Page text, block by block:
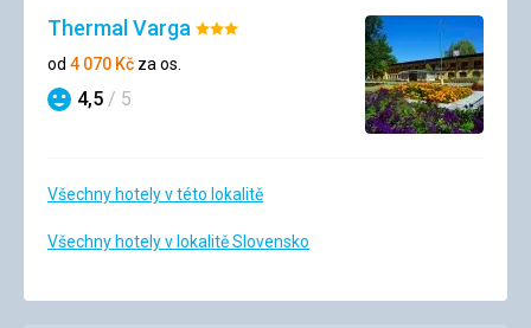
Thermal Varga Hodnocení:
od 4 070 Kč za os.
Hodnocení
4,5 / 5
Všechny hotely v této lokalitě
Všechny hotely v lokalitě Slovensko